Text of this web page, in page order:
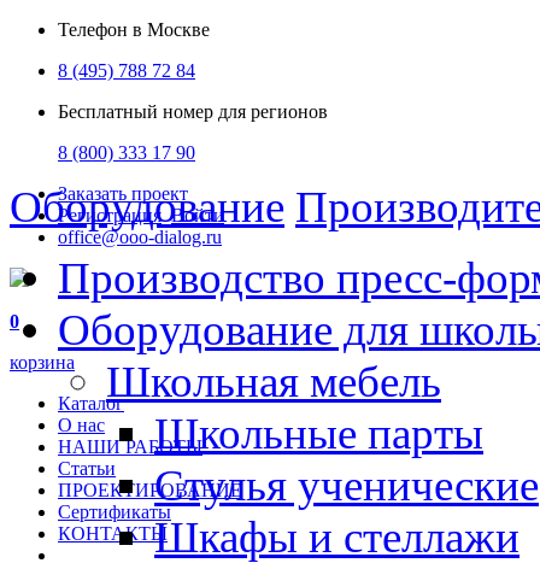
Телефон в Москве
8 (495) 788 72 84
Бесплатный номер для регионов
8 (800) 333 17 90
Заказать проект
Регистрация Войти
office@ooo-dialog.ru
0
корзина
Каталог
О нас
НАШИ РАБОТЫ
Статьи
ПРОЕКТИРОВАНИЕ
Сертификаты
КОНТАКТЫ
Оборудование
Производство пресс-
Оборудование для
Школьная мебель
Школьные парты
Стулья ученические
Шкафы и стеллажи